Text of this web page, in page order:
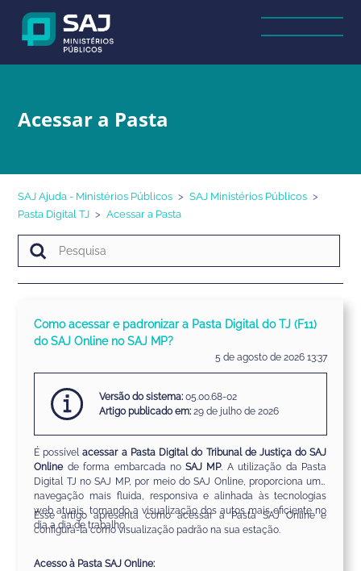
Acessar a Pasta
SAJ Ajuda - Ministérios Públicos
SAJ Ministérios Públicos
Pasta Digital TJ
Acessar a Pasta
Como acessar e padronizar a Pasta Digital do TJ (F11)
do SAJ Online no SAJ MP?
5 de agosto de 2026 13:37
Versão do sistema:05.00.68-02
Artigo publicado em: 29 de julho de 2026
É possívelacessar a Pasta Digital do Tribunal de Justiça do SAJ
Onlinede forma embarcada noSAJ MP. A utilização da Pasta
Digital TJ no SAJ MP, por meio do SAJ Online, proporciona uma
navegação mais fluida, responsiva e alinhada às tecnologias
web atuais, tornando a visualização dos autos mais eficiente no
dia a dia de trabalho.
Esse artigo apresenta como acessar a Pasta SAJ Online e
configurá-la como visualização padrão na sua estação.
Acesso à Pasta SAJ Online: